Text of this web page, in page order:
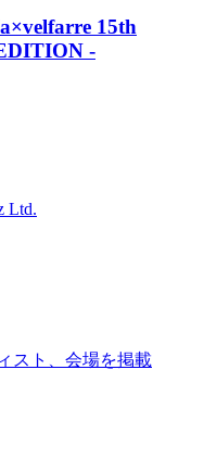
15th
-
Ltd.
スト、会場を掲載